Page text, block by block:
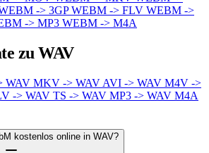
-> 3GPWEBM -> FLV WEBM ->
-> MP3 WEBM -> M4A
zu WAV
WAV MKV -> WAV AVI -> WAV M4V ->
-> WAV TS -> WAV MP3 -> WAV M4A
kostenlos online in WAV?